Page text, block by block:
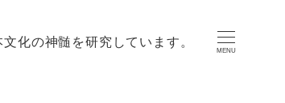
化の神髄を研究しています。
MENU